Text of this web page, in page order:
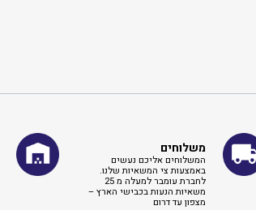
משלוחים
המשלוחים אליכם נעשים
באמצעות צי המשאיות שלנו.
לחברת עומבר למעלה מ 25
משאיות הנעות בכבישי הארץ –
מצפון עד דרום